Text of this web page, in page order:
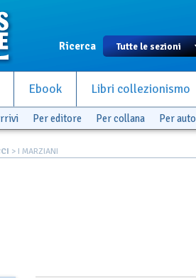
Ricerca
Ebook Libri collezionismo
Per editore Per collana Per
> I MARZIANI